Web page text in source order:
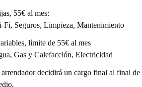
55€ al mes:
Fi, Seguros, Limpieza, Mantenimiento
límite de 55€ al mes
Gas y Calefacción, Electricidad
decidirá un cargo final al final